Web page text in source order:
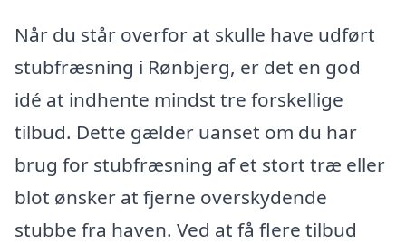
Når du står overfor at skulle have udført
stubfræsning i Rønbjerg, er det en god
idé at indhente mindst tre forskellige
tilbud. Dette gælder uanset om du har
brug for stubfræsning af et stort træ eller
blot ønsker at fjerne overskydende
stubbe fra haven. Ved at få flere tilbud